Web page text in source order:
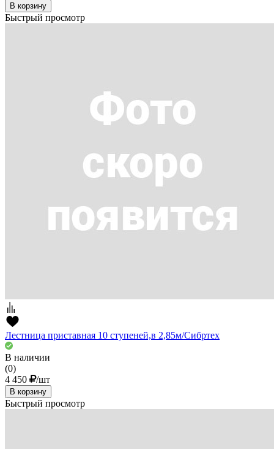
В корзину
Быстрый просмотр
Лестница приставная 10 ступеней,в 2,85м/Сибртех
В наличии
(0)
4 450
/шт
В корзину
Быстрый просмотр